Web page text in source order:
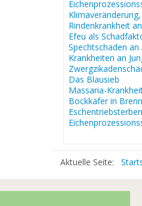
Rindenkrankheit
Efeu als
Spechtschaden an
Krankheiten an
Das Blausieb
Massaria-
Bockkäfer in
Eschentriebsterben
Aktuelle Seite: